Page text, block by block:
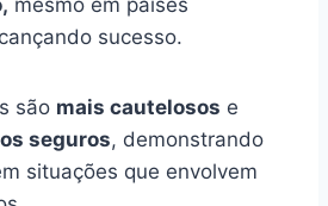
sucesso.
são mais cautelosos e
seguros, demonstrando
situações que envolvem